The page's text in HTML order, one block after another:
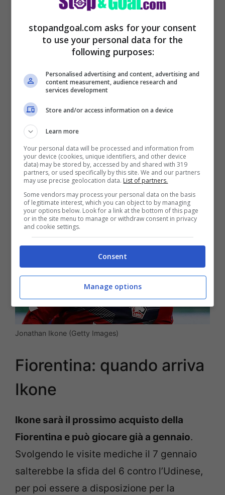
POTREBBE INTERESSARTI ANCHE >>>
Fiorentina: lite Italiano Vlahovic
Jonathan Ikone (Getty Images)
Fiorentina: quando arriva
Ikone
Ikone sarà il prossimo acquisto della
Fiorentina e può giocare già a gennaio.
Svolgendo le visite mediche il 7 gennaio
salterebbe la sfida del 6 contro l’Udinese,
per poi essere a disposizione per la
stopandgoal.com asks for your consent
to use your personal data for the
following purposes:
Personalised advertising and content, advertising and
content measurement, audience research and
services development
Store and/or access information on a device
Learn more
Your personal data will be processed and information from
your device (cookies, unique identifiers, and other device
data) may be stored by, accessed by and shared with 319
partners, or used specifically by this site. We and our partners
may use precise geolocation data. List of partners.
Some vendors may process your personal data on the basis
of legitimate interest, which you can object to by managing
your options below. Look for a link at the bottom of this page
or in the site menu to manage or withdraw consent in privacy
and cookie settings.
Consent
Manage options